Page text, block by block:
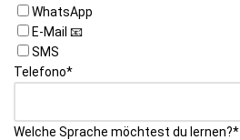
WhatsApp
E-Mail 📧
SMS
Telefono*
Welche Sprache möchtest du lernen?*